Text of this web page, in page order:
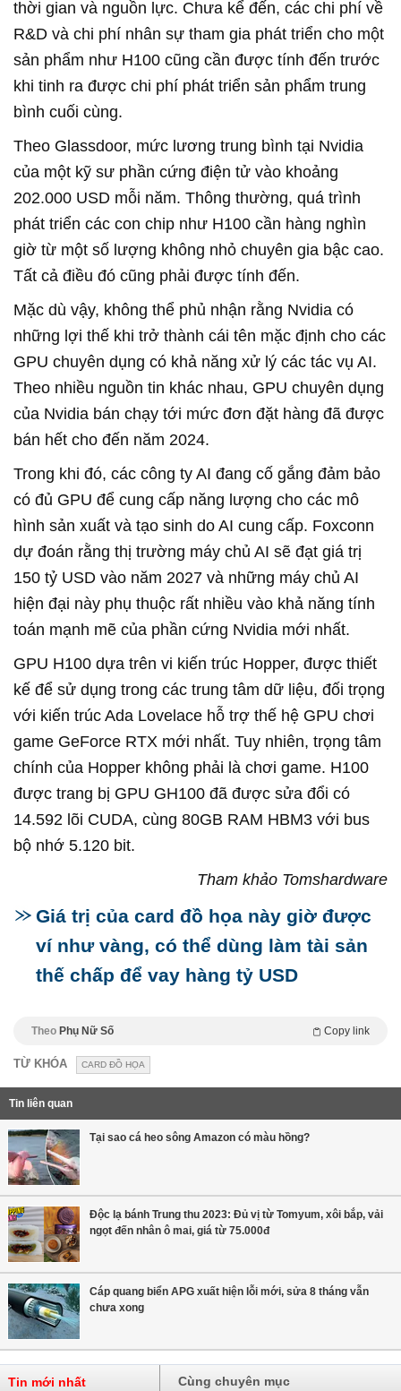
thời gian và nguồn lực. Chưa kể đến, các chi phí về
R&D và chi phí nhân sự tham gia phát triển cho một
sản phẩm như H100 cũng cần được tính đến trước
khi tinh ra được chi phí phát triển sản phẩm trung
bình cuối cùng.
Theo Glassdoor, mức lương trung bình tại Nvidia
của một kỹ sư phần cứng điện tử vào khoảng
202.000 USD mỗi năm. Thông thường, quá trình
phát triển các con chip như H100 cần hàng nghìn
giờ từ một số lượng không nhỏ chuyên gia bậc cao.
Tất cả điều đó cũng phải được tính đến.
Mặc dù vậy, không thể phủ nhận rằng Nvidia có
những lợi thế khi trở thành cái tên mặc định cho các
GPU chuyên dụng có khả năng xử lý các tác vụ AI.
Theo nhiều nguồn tin khác nhau, GPU chuyên dụng
của Nvidia bán chạy tới mức đơn đặt hàng đã được
bán hết cho đến năm 2024.
Trong khi đó, các công ty AI đang cố gắng đảm bảo
có đủ GPU để cung cấp năng lượng cho các mô
hình sản xuất và tạo sinh do AI cung cấp. Foxconn
dự đoán rằng thị trường máy chủ AI sẽ đạt giá trị
150 tỷ USD vào năm 2027 và những máy chủ AI
hiện đại này phụ thuộc rất nhiều vào khả năng tính
toán mạnh mẽ của phần cứng Nvidia mới nhất.
GPU H100 dựa trên vi kiến trúc Hopper, được thiết
kế để sử dụng trong các trung tâm dữ liệu, đối trọng
với kiến trúc Ada Lovelace hỗ trợ thế hệ GPU chơi
game GeForce RTX mới nhất. Tuy nhiên, trọng tâm
chính của Hopper không phải là chơi game. H100
được trang bị GPU GH100 đã được sửa đổi có
14.592 lõi CUDA, cùng 80GB RAM HBM3 với bus
bộ nhớ 5.120 bit.
Tham khảo Tomshardware
Giá trị của card đồ họa này giờ được
ví như vàng, có thể dùng làm tài sản
thế chấp để vay hàng tỷ USD
Theo Phụ Nữ Số Copy link
TỪ KHÓA CARD ĐỒ HỌA
Tin liên quan
Tại sao cá heo sông Amazon có màu hồng?
Độc lạ bánh Trung thu 2023: Đủ vị từ Tomyum, xôi bắp, vải
ngọt đến nhân ô mai, giá từ 75.000đ
Cáp quang biển APG xuất hiện lỗi mới, sửa 8 tháng vẫn
chưa xong
Tin mới nhất Cùng chuyên mục